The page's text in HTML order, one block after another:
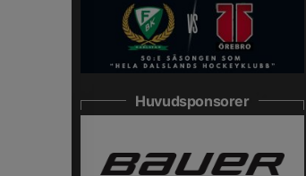
Huvudsponsorer